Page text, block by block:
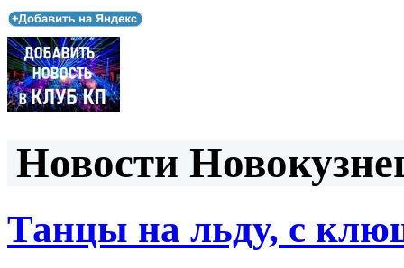
Новости
Танцы на льду, с